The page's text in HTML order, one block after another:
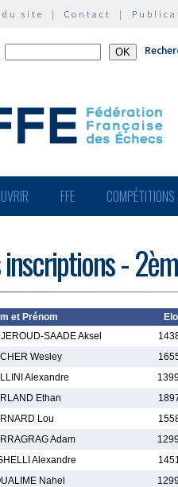
site | Contact |
FFE COMPÉTITIONS
inscriptions -
et Prénom Elo
SAADE Aksel
Wesley
Alexandre
Ethan
Lou
Adam
Alexandre
Nahel